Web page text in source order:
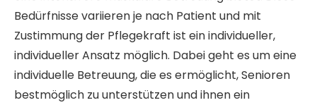
Bedürfnisse variieren je nach Patient und mit
Zustimmung der Pflegekraft ist ein individueller,
individueller Ansatz möglich. Dabei geht es um eine
individuelle Betreuung, die es ermöglicht, Senioren
bestmöglich zu unterstützen und ihnen ein